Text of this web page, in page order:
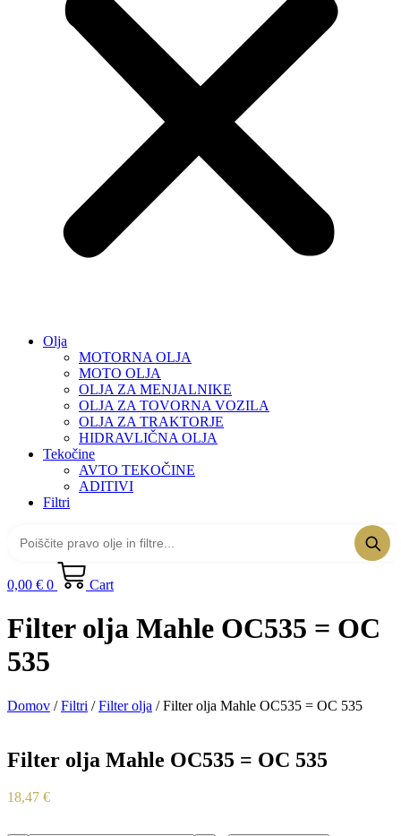
Olja
MOTORNA OLJA
MOTO OLJA
OLJA ZA MENJALNIKE
OLJA ZA TOVORNA VOZILA
OLJA ZA TRAKTORJE
HIDRAVLIČNA OLJA
Tekočine
AVTO TEKOČINE
ADITIVI
Filtri
0,00 € 0 Cart
Filter olja Mahle OC535 = OC
535
Domov /Filtri /Filter olja / Filter olja Mahle OC535 = OC 535
Filter olja Mahle OC535 = OC 535
18,47 €